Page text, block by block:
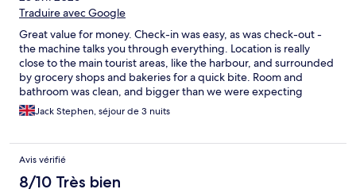
Traduire avec Google
Great value for money. Check-in was easy, as was check-out -
the machine talks you through everything. Location is really
close to the main tourist areas, like the harbour, and surrounded
by grocery shops and bakeries for a quick bite. Room and
bathroom was clean, and bigger than we were expecting
considering we booked a ‘small’ room. The temperature gauge
was a bit tricky to understand at first but we had a comfortable
Jack Stephen, séjour de 3 nuits
Avis vérifié
8/10 Très bien